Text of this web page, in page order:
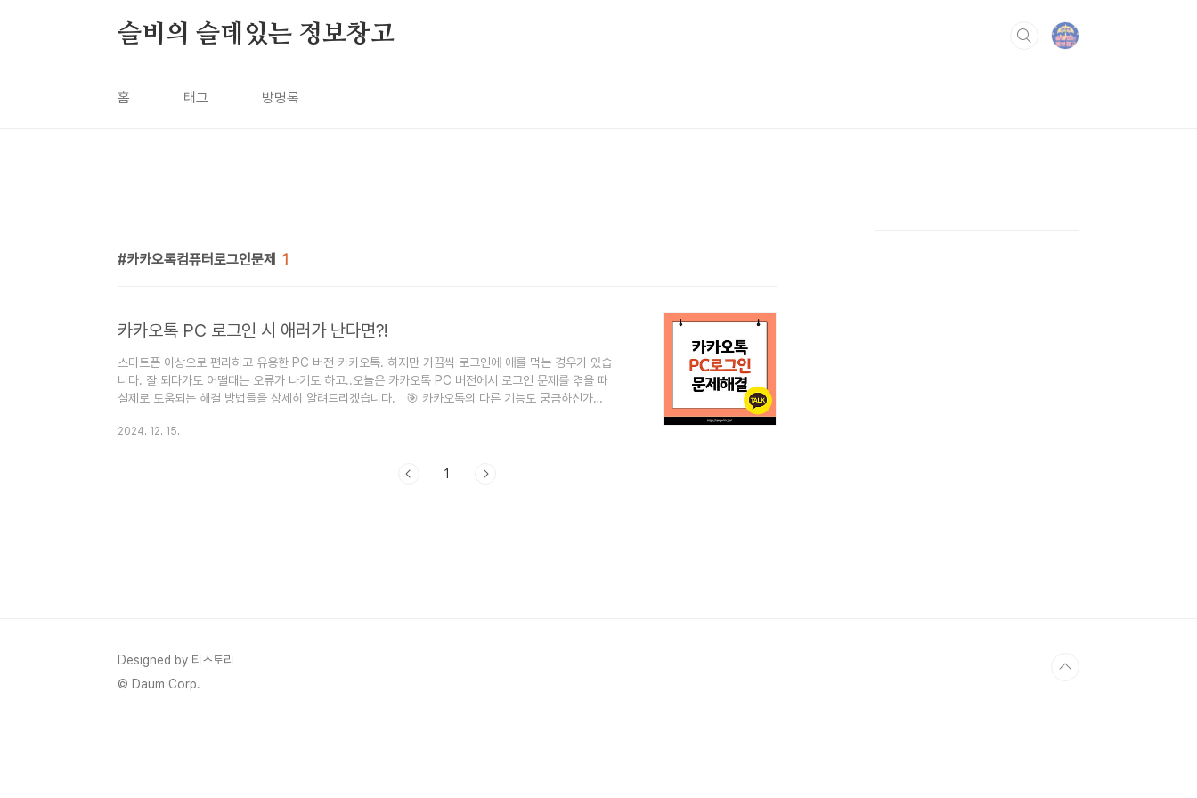
슬비의 슬데있는 정보창고
홈 태그 방명록
카카오톡컴퓨터로그인문제 1
카카오톡 PC 로그인 시 애러가 난다면?!
스마트폰 이상으로 편리하고 유용한 PC 버전 카카오톡. 하지만 가끔씩 로그인에 애를 먹는 경우가 있습
니다. 잘 되다가도 어떨때는 오류가 나기도 하고..오늘은 카카오톡 PC 버전에서 로그인 문제를 겪을 때
실제로 도움되는 해결 방법들을 상세히 알려드리겠습니다. 🎯 카카오톡의 다른 기능도 궁금하신가
꾸는 방법카톡 글자 크기를 크게 & 작게 조절하는 방법카카오톡의 즐겨찾기 및 채팅방 상단 고정하는
법 카카오톡 PC 버전에서 로그인이 되지 않는 이유는 생각보다 다양합니다.단순히 비밀번호를 잘못 입
2024. 12. 15.
1
Designed by 티스토리
© Daum Corp.